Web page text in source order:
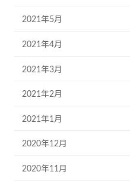
2021年5月
2021年4月
2021年3月
2021年2月
2021年1月
2020年12月
2020年11月